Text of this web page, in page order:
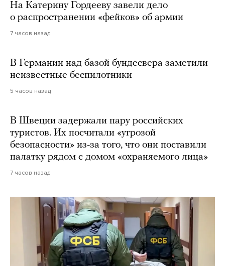
На Катерину Гордееву завели дело
о распространении «фейков» об армии
7 часов назад
В Германии над базой бундесвера заметили
неизвестные беспилотники
5 часов назад
В Швеции задержали пару российских
туристов. Их посчитали «угрозой
безопасности» из-за того, что они поставили
палатку рядом с домом «охраняемого лица»
7 часов назад